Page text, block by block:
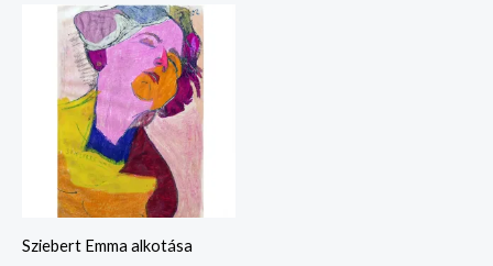
Sziebert Emma alkotása
Ártartomány:
20.000 Ft
-
35.000 Ft